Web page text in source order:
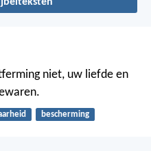
niet, uw liefde en
bescherming